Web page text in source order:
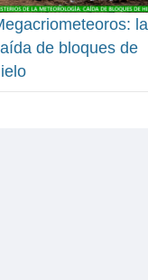
la
de bloques de